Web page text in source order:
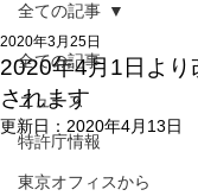
全ての記事
ニュース
特許庁情報
東京オフィスから
全ての記事
2020年4月1日よ
されます
2020年3月25日
更新日： 2020年4月13日